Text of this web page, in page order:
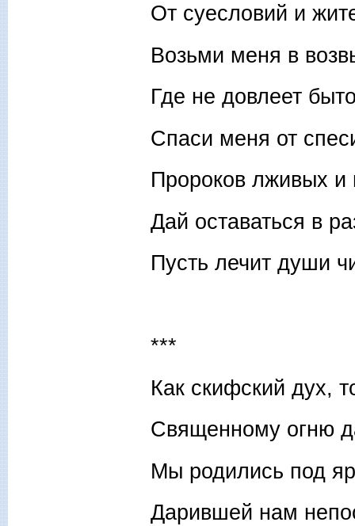
От суесловий и
Возьми меня в
Где не довлеет
Спаси меня от
Пророков лживых
Дай оставаться в
Пусть лечит души
***
Как скифский дух,
Священному огню
Мы родились под
Дарившей нам